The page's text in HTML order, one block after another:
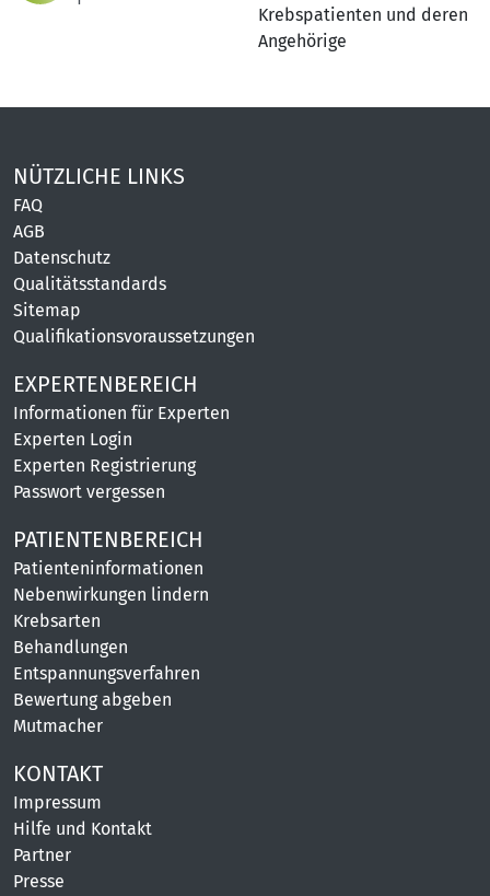
Krebspatienten und deren
Angehörige
NÜTZLICHE LINKS
FAQ
AGB
Datenschutz
Qualitätsstandards
Sitemap
Qualifikationsvoraussetzungen
EXPERTENBEREICH
Informationen für Experten
Experten Login
Experten Registrierung
Passwort vergessen
PATIENTENBEREICH
Patienteninformationen
Nebenwirkungen lindern
Krebsarten
Behandlungen
Entspannungsverfahren
Bewertung abgeben
Mutmacher
KONTAKT
Impressum
Hilfe und Kontakt
Partner
Presse